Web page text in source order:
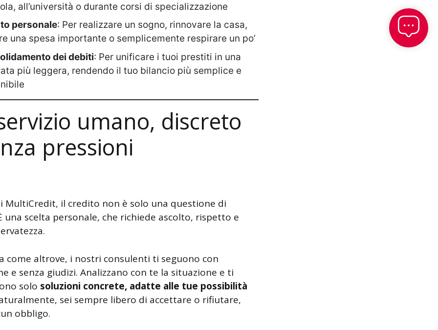
all’università o durante corsi di specializzazione
personale: Per realizzare un sogno, rinnovare la casa,
una spesa importante o semplicemente respirare un po’
dei debiti: Per unificare i tuoi prestiti in una
più leggera, rendendo il tuo bilancio più semplice e
umano, discreto
pressioni
MultiCredit, il credito non è solo una questione di
una scelta personale, che richiede ascolto, rispetto e
come altrove, i nostri consulenti ti seguono con
e senza giudizi. Analizzano con te la situazione e ti
solo soluzioni concrete, adatte alle tue possibilità
sei sempre libero di accettare o rifiutare,
obbligo.